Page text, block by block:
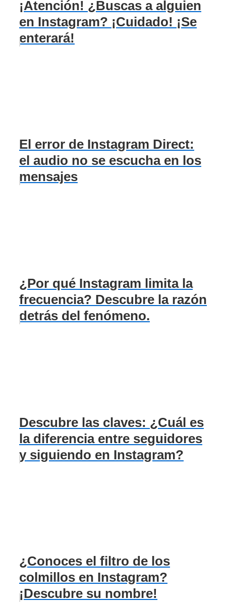
¡Atención! ¿Buscas a alguien
en Instagram? ¡Cuidado! ¡Se
enterará!
El error de Instagram Direct:
el audio no se escucha en los
mensajes
¿Por qué Instagram limita la
frecuencia? Descubre la razón
detrás del fenómeno.
Descubre las claves: ¿Cuál es
la diferencia entre seguidores
y siguiendo en Instagram?
¿Conoces el filtro de los
colmillos en Instagram?
¡Descubre su nombre!